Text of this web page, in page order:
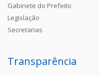
Gabinete do Prefeito
Legislação
Secretarias
Transparência